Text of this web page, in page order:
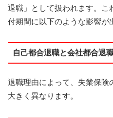
退職」として扱われます。こ
付期間に以下のような影響が
自己都合退職と会社都合退
退職理由によって、失業保険
大きく異なります。